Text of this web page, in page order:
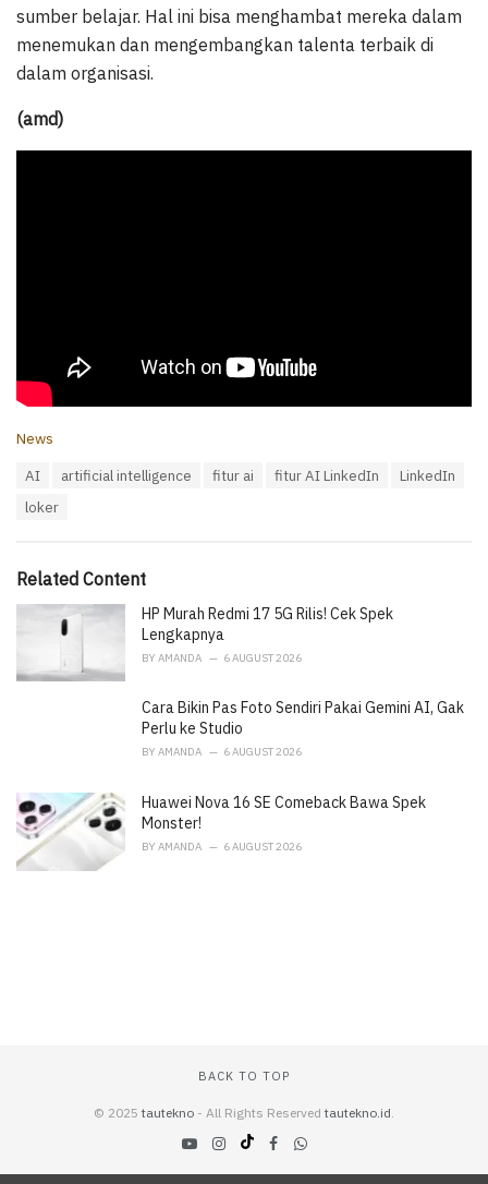
sumber belajar. Hal ini bisa menghambat mereka dalam
menemukan dan mengembangkan talenta terbaik di
dalam organisasi.
(amd)
C
i
News
AI artificial intelligence fitur ai fitur AI LinkedIn
LinkedIn
loker
Related Content
HP Murah Redmi 17 5G Rilis! Cek Spek
Lengkapnya
BY AMANDA 6 AUGUST 2026
Cara Bikin Pas Foto Sendiri Pakai Gemini AI, Gak
Perlu ke Studio
BY AMANDA 6 AUGUST 2026
Huawei Nova 16 SE Comeback Bawa Spek
Monster!
BY AMANDA 6 AUGUST 2026
BACK TO TOP
© 2025 tautekno - All Rights Reserved tautekno.id